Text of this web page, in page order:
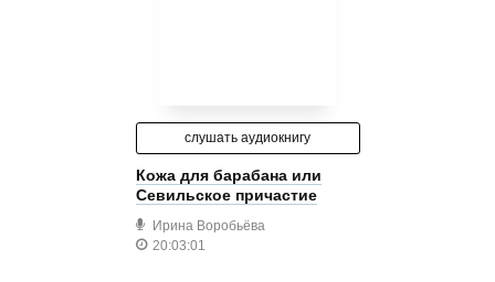
слушать аудиокнигу
Кожа для барабана или
Севильское причастие
Ирина Воробьёва
20:03:01